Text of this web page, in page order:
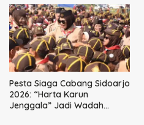
Pesta Siaga Cabang Sidoarjo
2026: “Harta Karun
Jenggala” Jadi Wadah